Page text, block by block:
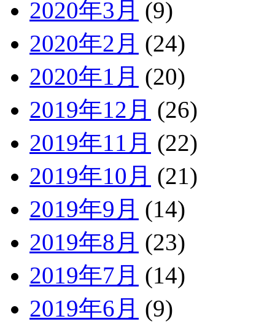
2020年3月 (9)
2020年2月 (24)
2020年1月 (20)
2019年12月 (26)
2019年11月 (22)
2019年10月 (21)
2019年9月 (14)
2019年8月 (23)
2019年7月 (14)
2019年6月 (9)